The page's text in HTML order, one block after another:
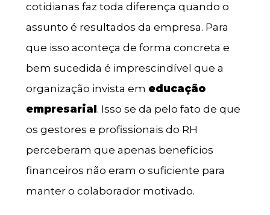
cotidianas faz toda diferença quando o
assunto é resultados da empresa. Para
que isso aconteça de forma concreta e
bem sucedida é imprescindível que a
organização invista em educação
empresarial . Isso se da pelo fato de que
os gestores e profissionais do RH
perceberam que apenas benefícios
financeiros não eram o suficiente para
manter o colaborador motivado.